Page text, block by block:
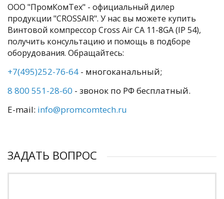
ООО "ПромКомТех" - официальный дилер
продукции "CROSSAIR". У нас вы можете купить
Винтовой компрессор Cross Air CA 11-8GA (IP 54),
получить консультацию и помощь в подборе
оборудования. Обращайтесь:
+7(495)252-76-64 - многоканальный;
8 800 551-28-60 - звонок по РФ бесплатный.
E-mail: info@promcomtech.ru
ЗАДАТЬ ВОПРОС